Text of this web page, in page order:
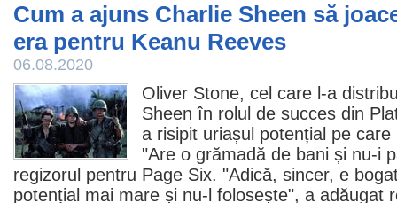
Cum a ajuns Charlie Sheen să
era pentru Keanu Reeves
06.08.2020
Oliver Stone, cel care l-a
Sheen în rolul de succes din
a risipit uriașul potențial pe
"Are o grămadă de bani și nu-i
regizorul pentru Page Six. "Adică, sincer, e
potențial mai mare și nu-l folosește", a adăugat